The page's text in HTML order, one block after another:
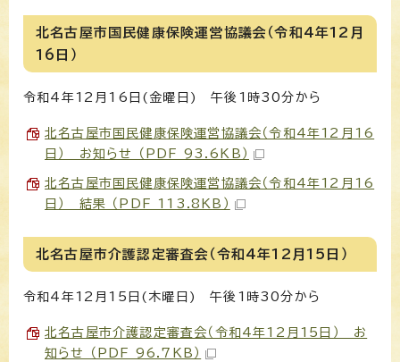
北名古屋市国民健康保険運営協議会（令和4年12月
16日）
令和4年12月16日(金曜日) 午後1時30分から
北名古屋市国民健康保険運営協議会（令和4年12月16
日） お知らせ （PDF 93.6KB）
北名古屋市国民健康保険運営協議会（令和4年12月16
日） 結果 （PDF 113.8KB）
北名古屋市介護認定審査会（令和4年12月15日）
令和4年12月15日(木曜日) 午後1時30分から
北名古屋市介護認定審査会（令和4年12月15日） お
知らせ （PDF 96.7KB）